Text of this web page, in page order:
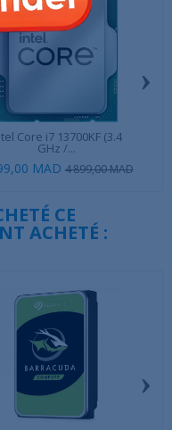
Core i7 13700KF (3.4
GHz /...
MAD 4 899,00 MAD
›
CE
ACHETÉ :
›